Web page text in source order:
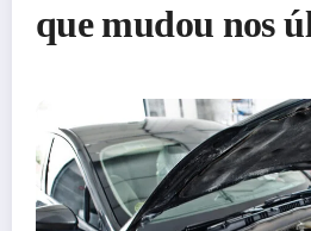
que mudou nos